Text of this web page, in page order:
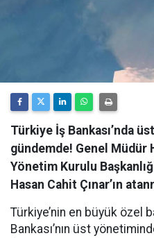
Türkiye İş Bankası’nda
gündemde! Genel Müdür
Yönetim Kurulu
Hasan Cahit Çınar’ın
Türkiye’nin en büyük özel
Bankası’nın üst